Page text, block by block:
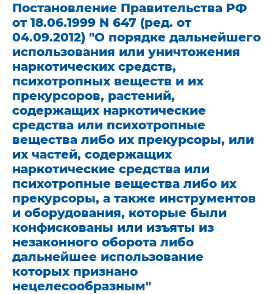
Постановление Правительства РФ
от 18.06.1999 N 647 (ред. от
04.09.2012) "О порядке дальнейшего
использования или уничтожения
наркотических средств,
психотропных веществ и их
прекурсоров, растений,
содержащих наркотические
средства или психотропные
вещества либо их прекурсоры, или
их частей, содержащих
наркотические средства или
психотропные вещества либо их
прекурсоры, а также инструментов
и оборудования, которые были
конфискованы или изъяты из
незаконного оборота либо
дальнейшее использование
которых признано
нецелесообразным"